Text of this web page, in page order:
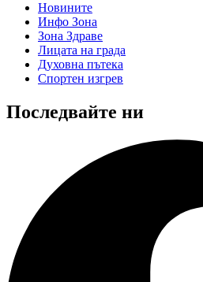
Новините
Инфо Зона
Зона Здраве
Лицата на града
Духовна пътека
Спортен изгрев
Последвайте ни